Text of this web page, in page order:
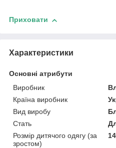
Приховати
Характеристики
Основні атрибути
Виробник
Країна виробник
Вид виробу
Стать
Розмір дитячого одягу (за
зростом)